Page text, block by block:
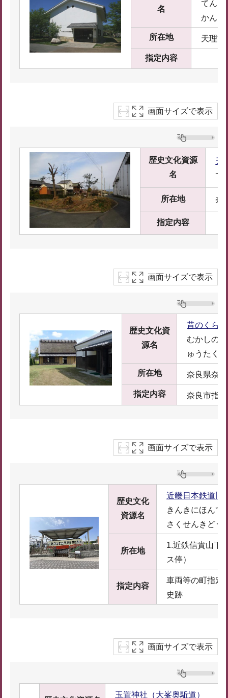
名
てんり
かん
所在地 天理市
指定内容
画面サイズで表示
歴史文化資源
名
天
て
所在地 奈
指定内容
画面サイズで表示
歴史文化資
源名
昔のくら
むかしの
ゅうたく
所在地 奈良県奈
指定内容 奈良市指
画面サイズで表示
歴史文化
資源名
近畿日本鉄道旧
きんきにほんて
さくせんきどう
所在地
1.近鉄信貴山下
ス停）
指定内容
車両等の町指定
史跡
画面サイズで表示
玉置神社（大峯奥駈道）